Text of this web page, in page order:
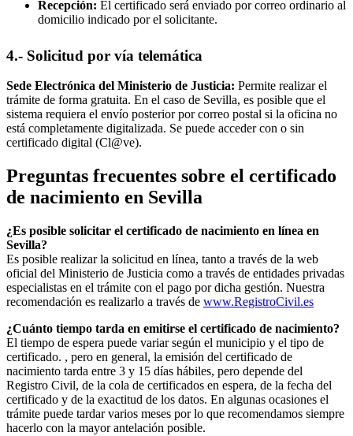
Recepción: El certificado será enviado por correo ordinario al
domicilio indicado por el solicitante.
4.- Solicitud por vía telemática
Sede Electrónica del Ministerio de Justicia: Permite realizar el
trámite de forma gratuita. En el caso de Sevilla, es posible que el
sistema requiera el envío posterior por correo postal si la oficina no
está completamente digitalizada. Se puede acceder con o sin
certificado digital (Cl@ve).
Preguntas frecuentes sobre el certificado
de nacimiento en Sevilla
¿Es posible solicitar el certificado de nacimiento en línea en
Sevilla?
Es posible realizar la solicitud en línea, tanto a través de la web
oficial del Ministerio de Justicia como a través de entidades privadas
especialistas en el trámite con el pago por dicha gestión. Nuestra
recomendación es realizarlo a través de www.RegistroCivil.es
¿Cuánto tiempo tarda en emitirse el certificado de nacimiento?
El tiempo de espera puede variar según el municipio y el tipo de
certificado. , pero en general, la emisión del certificado de
nacimiento tarda entre 3 y 15 días hábiles, pero depende del
Registro Civil, de la cola de certificados en espera, de la fecha del
certificado y de la exactitud de los datos. En algunas ocasiones el
trámite puede tardar varios meses por lo que recomendamos siempre
hacerlo con la mayor antelación posible.